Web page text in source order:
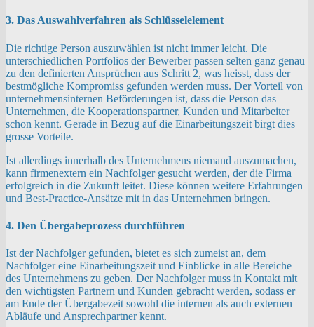
3. Das Auswahlverfahren als Schlüsselelement
Die richtige Person auszuwählen ist nicht immer leicht. Die
unterschiedlichen Portfolios der Bewerber passen selten ganz genau
zu den definierten Ansprüchen aus Schritt 2, was heisst, dass der
bestmögliche Kompromiss gefunden werden muss. Der Vorteil von
unternehmensinternen Beförderungen ist, dass die Person das
Unternehmen, die Kooperationspartner, Kunden und Mitarbeiter
schon kennt. Gerade in Bezug auf die Einarbeitungszeit birgt dies
grosse Vorteile.
Ist allerdings innerhalb des Unternehmens niemand auszumachen,
kann firmenextern ein Nachfolger gesucht werden, der die Firma
erfolgreich in die Zukunft leitet. Diese können weitere Erfahrungen
und Best-Practice-Ansätze mit in das Unternehmen bringen.
4. Den Übergabeprozess durchführen
Ist der Nachfolger gefunden, bietet es sich zumeist an, dem
Nachfolger eine Einarbeitungszeit und Einblicke in alle Bereiche
des Unternehmens zu geben. Der Nachfolger muss in Kontakt mit
den wichtigsten Partnern und Kunden gebracht werden, sodass er
am Ende der Übergabezeit sowohl die internen als auch externen
Abläufe und Ansprechpartner kennt.